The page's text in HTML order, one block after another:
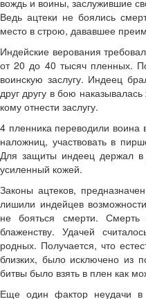
вождь и воины, заслужившие
Ведь ацтеки не боялись
место в строю, дававшее
Индейские верования
от 20 до 40 тысяч пленных.
воинскую заслугу. Индеец
друг другу в бою
кому отнести заслугу.
4 пленника переводили воина
наложниц, участвовать в
Для защиты индеец держал
усиленный кожей.
Законы ацтеков,
лишили индейцев
не бояться смерти.
блаженству. Удачей
родных. Получается, что
близких, было исключено из
битвы было взять в плен как
Еще один фактор неудачи